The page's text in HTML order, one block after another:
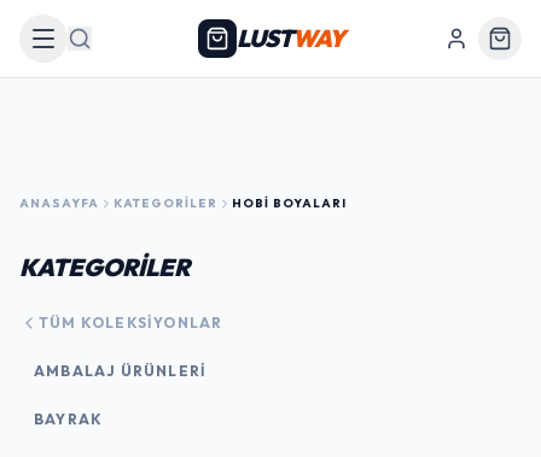
Arama LUSTWAY
ANASAYFA KATEGORILER HOBI BOYALARI
KATEGORİLER
TÜM KOLEKSIYONLAR
AMBALAJ ÜRÜNLERI
BAYRAK